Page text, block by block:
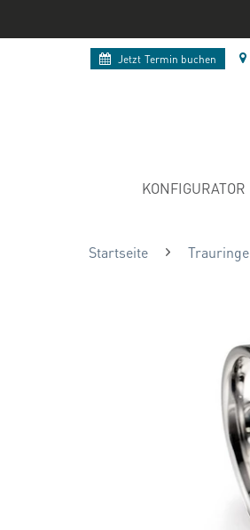
Jetzt Termin buchen
KONFIGURATOR
Startseite Trauringe